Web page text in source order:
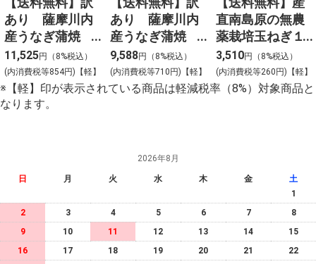
あり 薩摩川内
産うなぎ蒲焼
（無頭）１６０
ｇ×５尾
11,525円（8%税込）
(内消費税等854円)【軽】
あり 薩摩川内
産うなぎ蒲焼
（無頭）１６０
ｇ×４尾
9,588円（8%税込）
(内消費税等710円)【軽】
直南島原の無農
薬栽培玉ねぎ１
０ｋｇ
3,510円（8%税込）
(内消費税等260円)【軽】
※【軽】印が表示されている商品は軽減税率（8%）対象商品と
なります。
2026年8月
日 月 火 水 木 金
土
1
2
3 4 5 6 7
8
9
10 11 12 13 14
15
16
17 18 19 20 21
22